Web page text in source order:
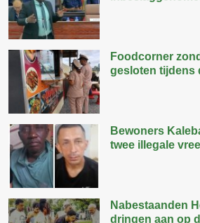
Foodcorner
gesloten tijdens
Bewoners
twee illegale
Nabestaanden
dringen aan op